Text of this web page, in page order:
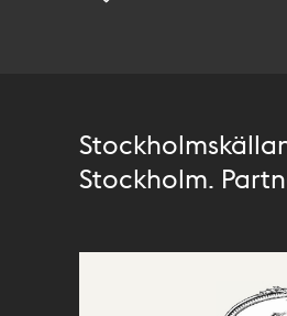
Stockholm.